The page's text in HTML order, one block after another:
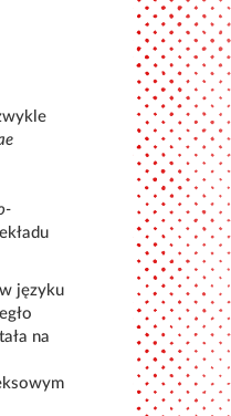
języku
na